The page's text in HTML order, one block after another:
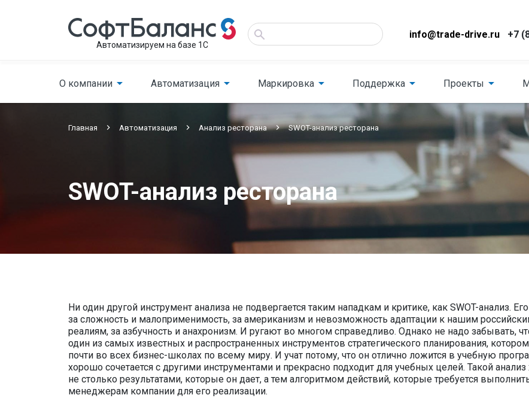
Автоматизируем на базе 1С
info@trade-drive.ru +7
О компании Автоматизация Маркировка Поддержка Проекты
Главная Автоматизация Анализ ресторана SWOT-анализ ресторана
SWOT-анализ ресторана
Ни один другой инструмент анализа не подвергается таким нападкам и критике, как SWOT-анализ.
за сложность и малоприменимость, за американизм и невозможность адаптации к нашим
реалиям, за азбучность и анахронизм. И ругают во многом справедливо. Однако не надо забывать,
один из самых известных и распространенных инструментов стратегического планирования,
почти во всех бизнес-школах по всему миру. И учат потому, что он отлично ложится в учебную
хорошо сочетается с другими инструментами и прекрасно подходит для учебных целей. Такой
не столько результатами, которые он дает, а тем алгоритмом действий, которые требуется
менеджерам компании для его реализации.